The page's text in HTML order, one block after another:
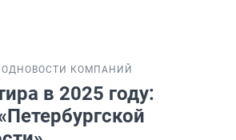
НОВОСТИ КОМПАНИЙ
в 2025 году: